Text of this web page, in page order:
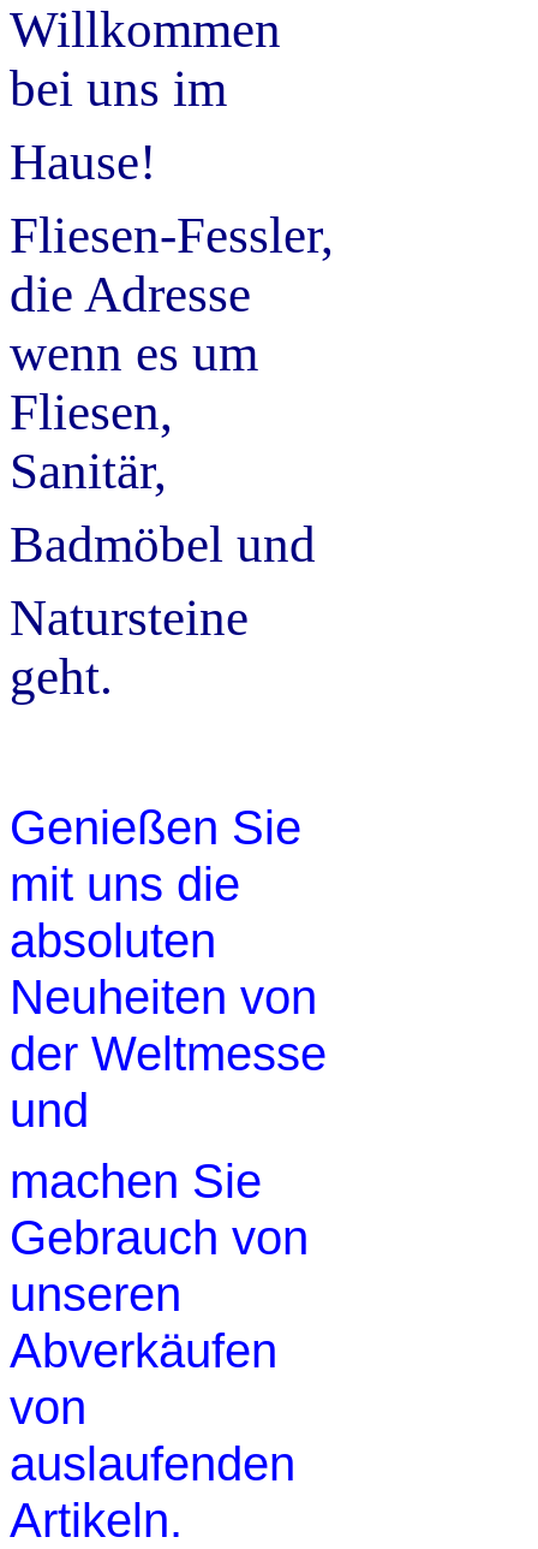
Willkommen
bei uns im
Hause!
Fliesen-Fessler,
die Adresse
wenn es um
Fliesen,
Sanitär,
Badmöbel und
Natursteine
geht.
Genießen Sie
mit uns die
absoluten
Neuheiten von
der Weltmesse
und
machen Sie
Gebrauch von
unseren
Abverkäufen
von
auslaufenden
Artikeln.